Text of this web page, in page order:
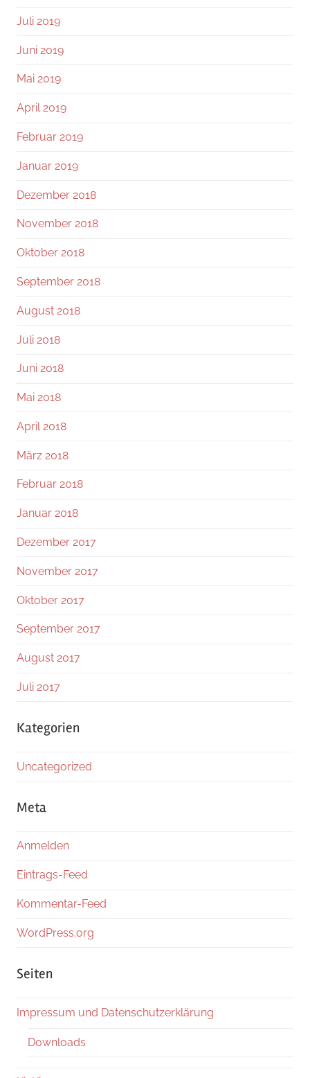
Juli 2019
Juni 2019
Mai 2019
April 2019
Februar 2019
Januar 2019
Dezember 2018
November 2018
Oktober 2018
September 2018
August 2018
Juli 2018
Juni 2018
Mai 2018
April 2018
März 2018
Februar 2018
Januar 2018
Dezember 2017
November 2017
Oktober 2017
September 2017
August 2017
Juli 2017
Kategorien
Uncategorized
Meta
Anmelden
Eintrags-Feed
Kommentar-Feed
WordPress.org
Seiten
Impressum und Datenschutzerklärung
Downloads